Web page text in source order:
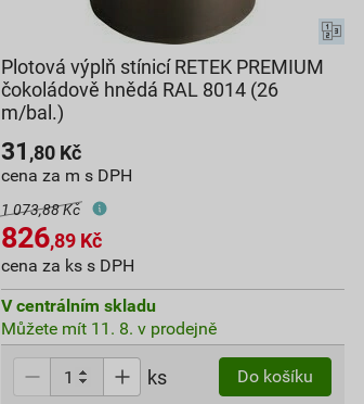
Plotová výplň stínicí RETEK PREMIUM
čokoládově hnědá RAL 8014 (26
m/bal.)
31 ,80Kč
cena za m s DPH
1 073,88 Kč
826,89Kč
cena za ks s DPH
V centrálním skladu
Můžete mít 11. 8. v prodejně
ks Do košíku